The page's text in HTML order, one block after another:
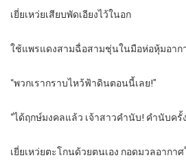
เยี่ยเหว่ยเสียบพัดเอียงไว้ในอก
ใช้แพรแดงสามฉื่อสามชุ่นในมือห่อหุ้มอาก
“พวกเรากราบไหว้ฟ้าดินตอนนี้เลย!”
“ได้ฤกษ์มงคลแล้ว เจ้าสาวคำนับ! คำนับครั้
เยี่ยเหว่ยตะโกนด้วยตนเอง กอดมวลอาก